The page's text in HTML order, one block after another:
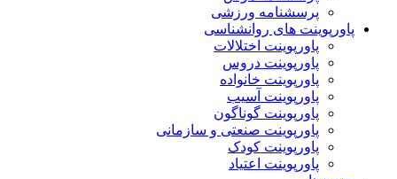
پرسشنامه ورزشی
پاورپوینت های روانشناسی
پاورپوینت اختلالات
پاورپوینت دروس
پاورپوینت خانواده
پاورپوینت آسیب
پاورپوینت گوناگون
پاورپوینت صنعتی و سازمانی
پاورپوینت کودک
پاورپوینت اعتیاد